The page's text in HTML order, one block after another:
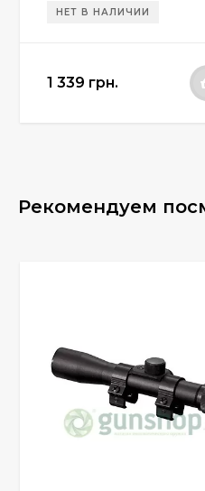
НЕТ В НАЛИЧИИ
1 339 грн.
Рекомендуем